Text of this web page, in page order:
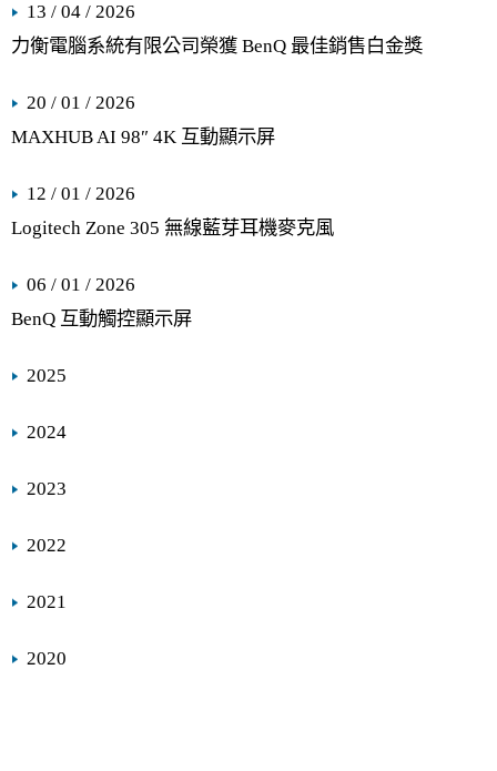
13 / 04 / 2026
力衡電腦系統有限公司榮獲 BenQ 最佳銷售白金獎
20 / 01 / 2026
MAXHUB AI 98″ 4K 互動顯示屏
12 / 01 / 2026
Logitech Zone 305 無線藍芽耳機麥克風
06 / 01 / 2026
BenQ 互動觸控顯示屏
2025
2024
2023
2022
2021
2020